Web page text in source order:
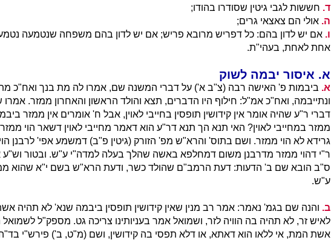
ד. חששות לגבי גיטין שסודרו בהודו;
ה. אולי הם צאצאי גרים;
ו. אם יש לדון בהם: כל דפריש מרובא פריש; אם יש לדון בהם משפחה שנטמעה
אחת לאחת, בעהי"ת.
א. איסור יבמה לשוק
א. ביבמות פ' האישה רבה (צ"ב א') על דברי המשנה שם, אמרו לה מת בנך ואח"כ
ונתייבמה, ואח"כ אמ"ל: חילוף היו הדברים, תצא והולד הראשון והאחרון ממזר. אמרו
דברי ר"ע שהיה אומר אין קידושין תופסין בחייבי לאוין, אבל ח' אומרים אין ממזר
ממזר במחייבי לאוין? האי תנא הך תנא דר"ע הוא דאמר מחייבי לאוין דשאר הוי ממזר,
גרידא לא הוי ממזר. ושם בתוס' והרא"ש מפ' הזורק (גיטין פ"ב) דמשמע אפי' לרבנן הוי
ר"י דהוי ממזר מדרבנן משום דמחלפא באשה שהלך בעלה למדה"י ע"ש. ובטור וש"ע
ס"ב הובא שם ב' הדעות: דעת הרמב"ם שהולד כשר, ודעת הרא"ש בשם י"א שהוא
ע"ש.
ב. והנה שם בגמ' נאמר: אמר רב מנין שאין קידושין תופסין ביבמה שנא' לא תהיה
לאיש זר, לא תהיה בה הוויה לזר, ושמואל אמר בעניותינו צריכה גט. מספק"ל
אשת המת, אי ללאו הוא דאתא, או דלא תפסי בה קידושין, ושם (מ"ט, ב') פירש"י